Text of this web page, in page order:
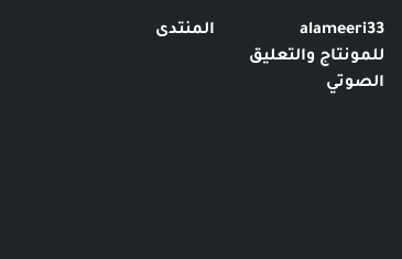
alameeri33
للمونتاج والتعليق
الصوتي
المنتدى